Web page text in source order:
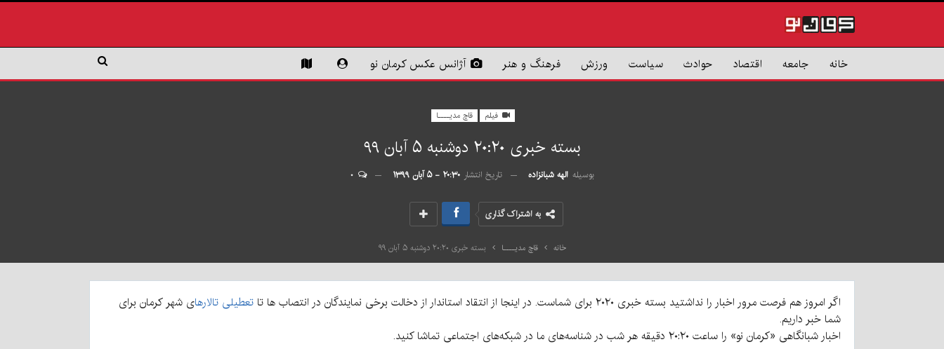
خانه جامعه اقتصاد حوادث سیاست ورزش فرهنگ و هنر آژانس عکس کرمان نو
فیلم قاچ مدیــــا
بسته خبری ٢۰:٢٠ دوشنبه ۵ آبان ۹۹
بوسیله الهه شبانزاده تاریخ انتشار ۲۰:۳۰ - ۵ آبان ۱۳۹۹ ۰
به اشتراک گذاری
خانه قاچ مدیــــا بسته خبری ٢۰:٢٠ دوشنبه ۵ آبان ۹۹
اگر امروز هم فرصت مرور اخبار را نداشتید بسته خبری ۲۰۲۰ برای شماست. در اینجا از انتقاد استاندار از دخالت برخی نمایندگان در انتصاب ها تا تعطیلی تالارهای شهر کرمان برای
شما خبر داریم.
اخبار شبانگاهی «کرمان نو» را ساعت ۲۰:۲۰ دقیقه هر شب در شناسه‌های ما در شبکه‌های اجتماعی تماشا کنید.